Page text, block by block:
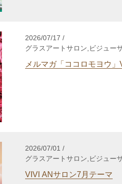
2026/07/17 /
グラスアートサロン,ビジュー
サリーサロン,WakuWakuサロ
自分発見講座,TCカラーセラピ
メルマガ「ココロモヨウ」
2026/07/01 /
グラスアートサロン,ビジュー
サリーサロン,WakuWakuサロ
自分発見講座,TCカラーセラピ
VIVI ANサロン7月テーマ